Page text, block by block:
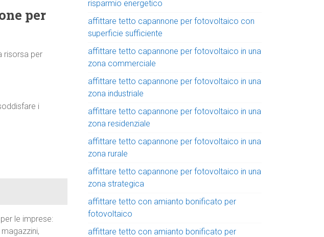
per
risorsa per
i
le imprese:
risparmio energetico
affittare tetto capannone per fotovoltaico con
superficie sufficiente
affittare tetto capannone per fotovoltaico in una
zona commerciale
affittare tetto capannone per fotovoltaico in una
zona industriale
affittare tetto capannone per fotovoltaico in una
zona residenziale
affittare tetto capannone per fotovoltaico in una
zona rurale
affittare tetto capannone per fotovoltaico in una
zona strategica
affittare tetto con amianto bonificato per
fotovoltaico
affittare tetto con amianto bonificato per